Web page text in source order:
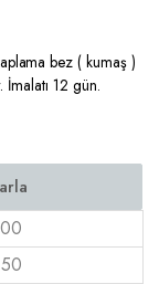
bez ( kumaş )
12 gün.